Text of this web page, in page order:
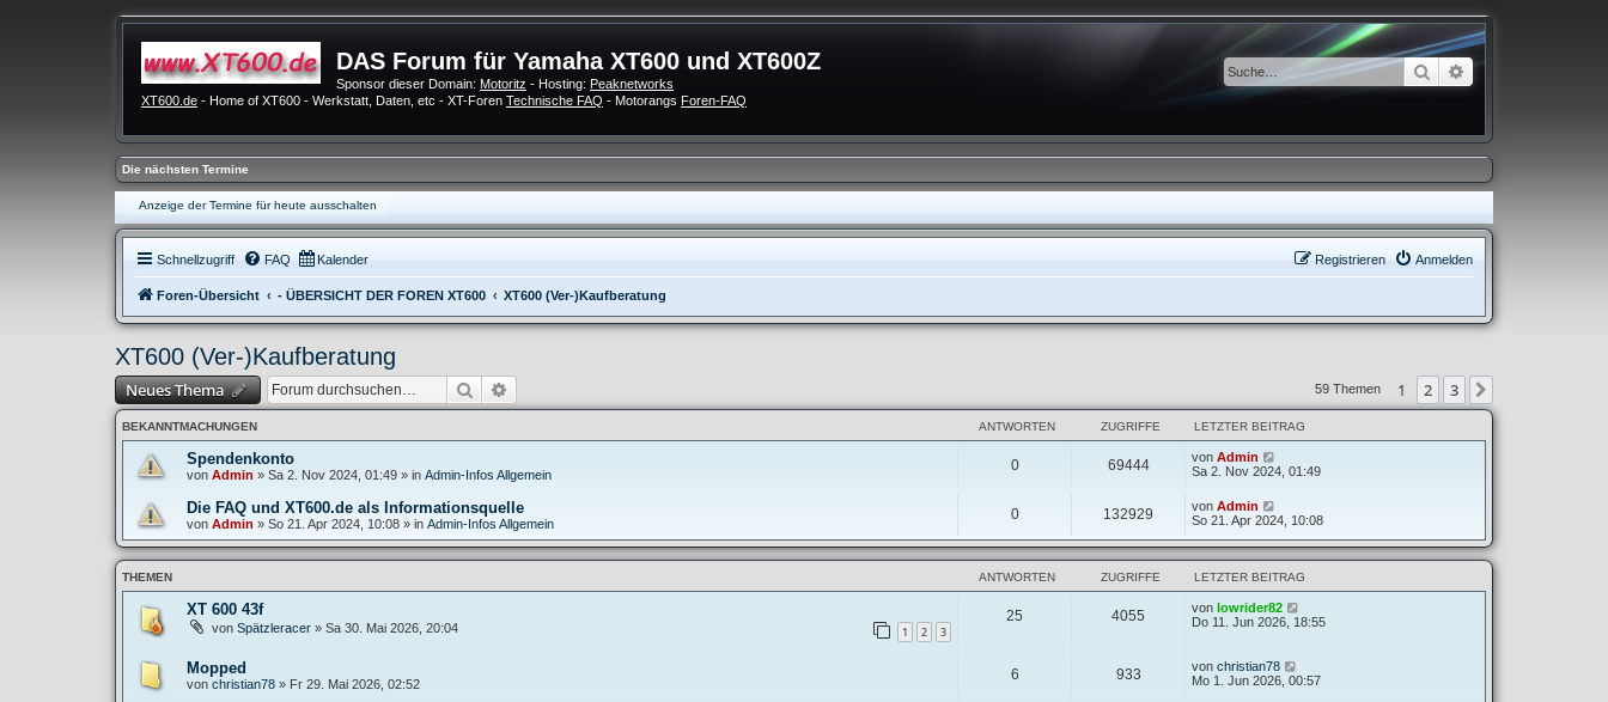
DAS Forum für Yamaha XT600 und XT600Z
Sponsor dieser Domain: Motoritz - Hosting: Peaknetworks
XT600.de - Home of XT600 - Werkstatt, Daten, etc - XT-Foren Technische FAQ - Motorangs Foren-FAQ
Suche Erweiterte Suche
Die nächsten Termine
Anzeige der Termine für heute ausschalten
Schnellzugriff FAQ Kalender Anmelden
Registrieren
Foren-Übersicht - ÜBERSICHT DER FOREN XT600 XT600 (Ver-)Kaufberatung
XT600 (Ver-)Kaufberatung
Neues Thema Suche 59 Themen 1 2 3
BEKANNTMACHUNGEN ANTWORTEN ZUGRIFFE LETZTER BEITRAG
Spendenkonto
von Admin » Sa 2. Nov 2024, 01:49 » in Admin-Infos Allgemein
0 69444 von Admin
Sa 2. Nov 2024, 01:49
Die FAQ und XT600.de als Informationsquelle
von Admin » So 21. Apr 2024, 10:08 » in Admin-Infos Allgemein
0 132929 von Admin
So 21. Apr 2024, 10:08
THEMEN ANTWORTEN ZUGRIFFE LETZTER BEITRAG
XT 600 43f
von Spätzleracer » Sa 30. Mai 2026, 20:04 1 2 3
25 4055 von lowrider82
Do 11. Jun 2026, 18:55
Mopped
von christian78 » Fr 29. Mai 2026, 02:52
6 933 von christian78
Mo 1. Jun 2026, 00:57